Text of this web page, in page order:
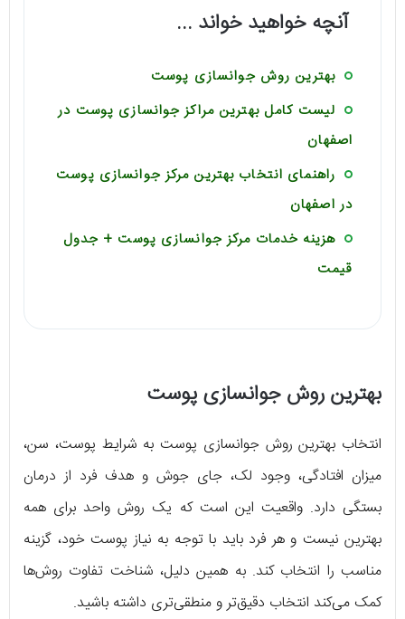
آنچه خواهید خواند ...
بهترین روش جوانسازی پوست
لیست کامل بهترین مراکز جوانسازی پوست در
اصفهان
راهنمای انتخاب بهترین مرکز جوانسازی پوست
در اصفهان
هزینه خدمات مرکز جوانسازی پوست + جدول
قیمت
بهترین روش جوانسازی پوست
انتخاب بهترین روش جوانسازی پوست به شرایط پوست، سن،
میزان افتادگی، وجود لک، جای جوش و هدف فرد از درمان
بستگی دارد. واقعیت این است که یک روش واحد برای همه
بهترین نیست و هر فرد باید با توجه به نیاز پوست خود، گزینه
مناسب را انتخاب کند. به همین دلیل، شناخت تفاوت روش‌ها
کمک می‌کند انتخاب دقیق‌تر و منطقی‌تری داشته باشید.